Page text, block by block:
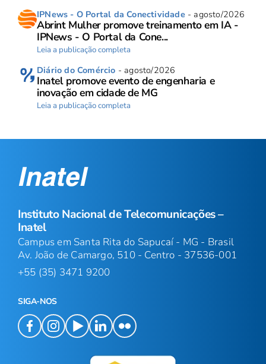
IPNews - O Portal da Conectividade- agosto/2026
Abrint Mulher promove treinamento em IA -
IPNews - O Portal da Cone...
Leia a publicação completa
Diário do Comércio - agosto/2026
Inatel promove evento de engenharia e
inovação em cidade de MG
Leia a publicação completa
Instituto Nacional de Telecomunicações –
Inatel
Campus em Santa Rita do Sapucaí - MG - Brasil
Av. João de Camargo, 510 - Centro - 37536-001
+55 (35) 3471 9200
SIGA-NOS